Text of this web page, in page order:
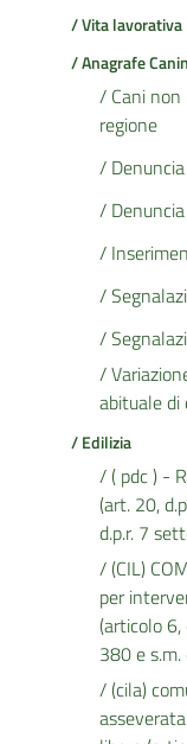
/ Vita lavorativa
/ Anagrafe
/ Cani
regione
/
/
/
/
/
/
abituale di
/ Edilizia
/ ( pdc ) -
(art. 20,
d.p.r. 7
/ (CIL)
per
(articolo 6,
380 e s.m.
/ (cila)